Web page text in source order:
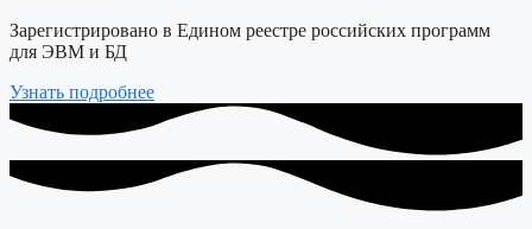
Зарегистрировано в Едином реестре российских программ
для ЭВМ и БД
Узнать подробнее